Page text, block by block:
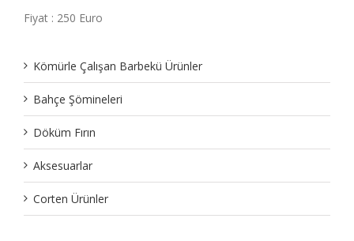
Fiyat : 250 Euro
Kömürle Çalışan Barbekü Ürünler
Bahçe Şömineleri
Döküm Fırın
Aksesuarlar
Corten Ürünler